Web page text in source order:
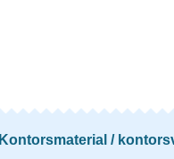
Kontorsmaterial /